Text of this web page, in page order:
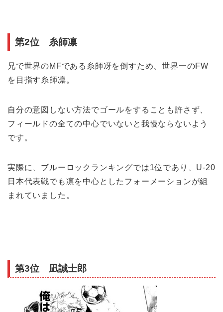
第2位 糸師凛
兄で世界のMFである糸師冴を倒すため、世界一のFW
を目指す糸師凛。
自分の意図しない方法でゴールをすることも許さず、
フィールドの全ての中心でいないと我慢ならないよう
です。
実際に、ブルーロックランキングでは1位であり、U-20
日本代表戦でも凛を中心としたフォーメーションが組
まれていました。
第3位 凪誠士郎